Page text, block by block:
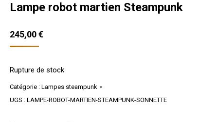
Lampe robot martien Steampunk
245,00€
Rupture de stock
Catégorie : Lampes steampunk
UGS : LAMPE-ROBOT-MARTIEN-STEAMPUNK-SONNETTE